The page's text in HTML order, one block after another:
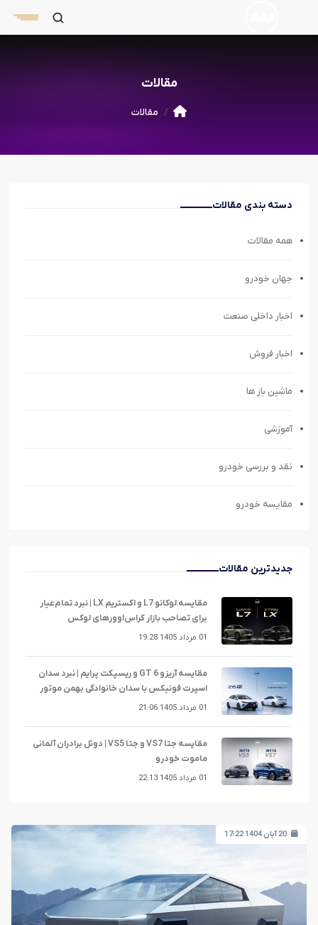
مقالات
مقالات
دسته بندی مقالات
همه مقالات
جهان خودرو
اخبار داخلی صنعت
اخبار فروش
ماشین باز ها
آموزشی
نقد و بررسی خودرو
مقایسه خودرو
جدیدترین مقالات
مقایسه لوکانو L7 و اکستریم LX | نبرد تمام‌عیار
برای تصاحب بازار کراس‌اوورهای لوکس
01 مرداد 1405 19:28
مقایسه آریزو 6 GT و ریسپکت پرایم | نبرد سدان
اسپرت فونیکس با سدان خانوادگی بهمن موتور
01 مرداد 1405 21:06
مقایسه جتا VS7 و جتا VS5 | دوئل برادران آلمانی
ماموت خودرو
01 مرداد 1405 22:13